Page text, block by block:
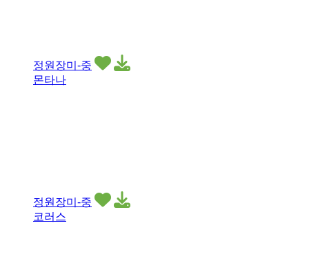
정원장미-중
몬타나
정원장미-중
코러스